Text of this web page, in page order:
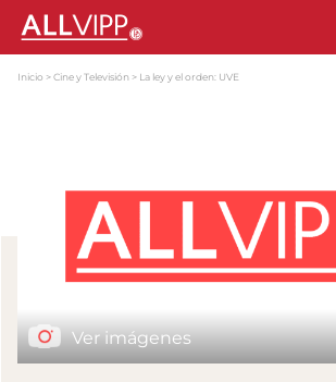
Inicio Cine y Televisión La ley y el orden: UVE
Ver imágenes